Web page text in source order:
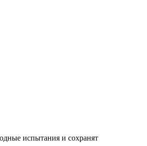
испытания и сохранят